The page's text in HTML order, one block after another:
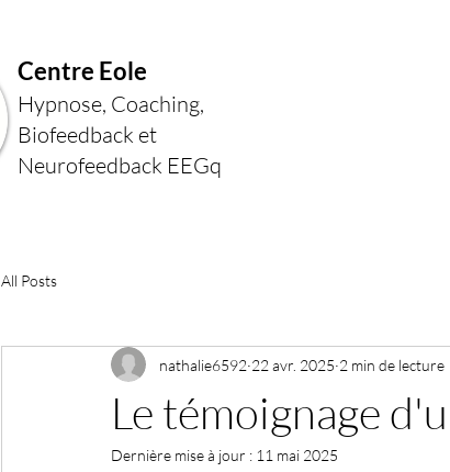
Centre Eole
Hypnose, Coaching,
Biofeedback et
Neurofeedback EEGq
All Posts
Le témoignage
nathalie6592 22 avr. 2025 2 min de lecture
Dernière mise à jour : 11 mai 2025